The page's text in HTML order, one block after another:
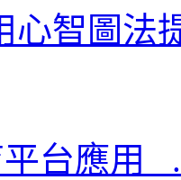
心智圖法
台應用_